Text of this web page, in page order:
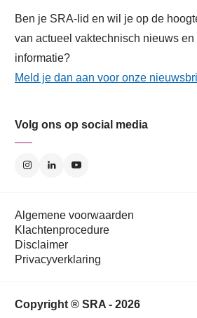
Ben je SRA-lid en wil je op de
van actueel vaktechnisch nieuws
informatie?
Meld je dan aan voor onze
Volg ons op social media
Algemene voorwaarden
Klachtenprocedure
Disclaimer
Privacyverklaring
Copyright ® SRA - 2026